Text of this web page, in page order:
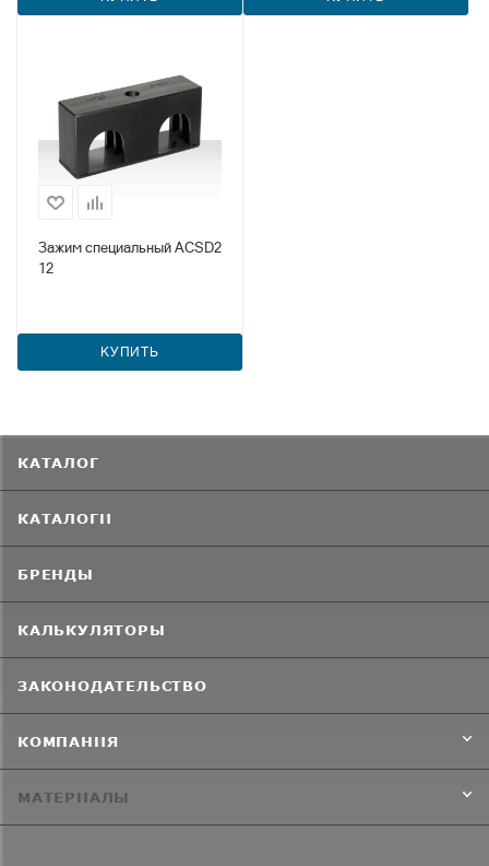
Зажим специальный ACSD2
12
КУПИТЬ
КАТАЛОГ
КАТАЛОГИ
БРЕНДЫ
КАЛЬКУЛЯТОРЫ
ЗАКОНОДАТЕЛЬСТВО
КОМПАНИЯ
МАТЕРИАЛЫ